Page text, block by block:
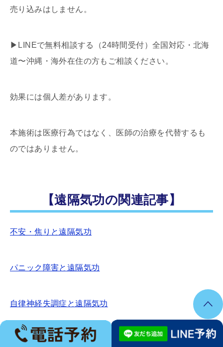
売り込みはしません。
▶LINEで無料相談する（24時間受付）全国対応・北海
道〜沖縄・海外在住の方もご相談ください。
効果には個人差があります。
本施術は医療行為ではなく、医師の治療を代替するも
のではありません。
【遠隔気功の関連記事】
不安・焦りと遠隔気功
パニック障害と遠隔気功
自律神経失調症と遠隔気功
ご予約・料金・アクセス・営業時